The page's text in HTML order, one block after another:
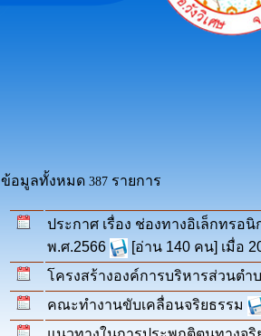
ข้อมูลทั้งหมด 387 รายการ
ประกาศ เรื่อง ช่องทางอิเล็กทรอ
พ.ศ.2566
[อ่าน 140 คน] เมื่อ
โครงสร้างองค์การบริหารส่วนตำ
คณะทำงานขับเคลื่อนจริยธรรม